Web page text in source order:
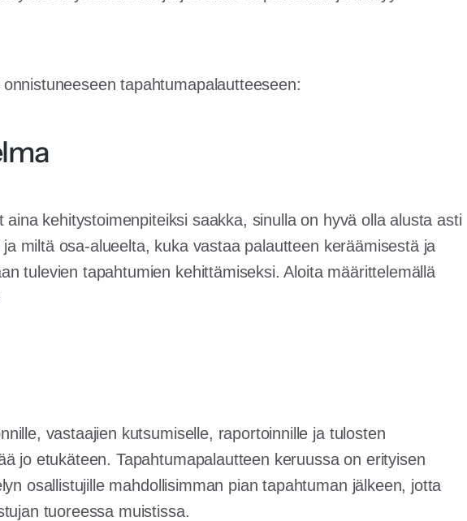
tapahtumapalautteeseen:
kehitystoimenpiteiksi saakka, sinulla on hyvä olla alusta asti
miltä osa-alueelta, kuka vastaa palautteen keräämisestä ja
tulevien tapahtumien kehittämiseksi. Aloita määrittelemällä
vastaajien kutsumiselle, raportoinnille ja tulosten
jo etukäteen. Tapahtumapalautteen keruussa on erityisen
osallistujille mahdollisimman pian tapahtuman jälkeen, jotta
tuoreessa muistissa.